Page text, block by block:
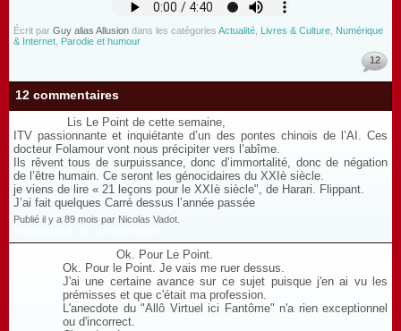
Écrit par Guy alias Allusion dans les catégories Actualité Livres & Culture Numérique
& Internet Parodie et humour
12
12 commentaires
Lis Le Point de cette semaine,
ITV passionnante et inquiétante d’un des pontes chinois de l’AI. Ces
docteur Folamour vont nous précipiter vers l’abîme.
Ils rêvent tous de surpuissance, donc d’immortalité, donc de négation
de l’être humain. Ce seront les génocidaires du XXIè siècle.
je viens de lire « 21 leçons pour le XXIè siècle", de Harari. Flippant.
J’ai fait quelques Carré dessus l’année passée
Publié il y a 89 mois par Nicolas Vadot.
Ok. Pour Le Point.
Ok. Pour le Point. Je vais me ruer dessus.
J'ai une certaine avance sur ce sujet puisque j'en ai vu les
prémisses et que c'était ma profession.
L'anecdote du "Allô Virtuel ici Fantôme" n'a rien exceptionnel
ou d'incorrect.